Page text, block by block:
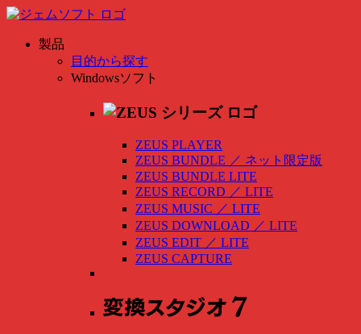
製品
目的から探す
Windowsソフト
ZEUS PLAYER
ZEUS BUNDLE ／ ネット限定版
ZEUS BUNDLE LITE
ZEUS RECORD ／ LITE
ZEUS MUSIC ／ LITE
ZEUS DOWNLOAD ／ LITE
ZEUS EDIT ／ LITE
ZEUS CAPTURE